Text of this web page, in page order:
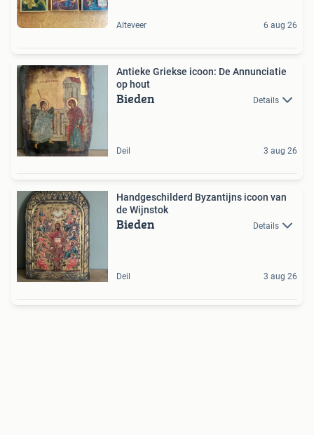
Alteveer 6 aug 26
Antieke Griekse icoon: De Annunciatie
op hout
Bieden Details
Deil 3 aug 26
Handgeschilderd Byzantijns icoon van
de Wijnstok
Bieden Details
Deil 3 aug 26